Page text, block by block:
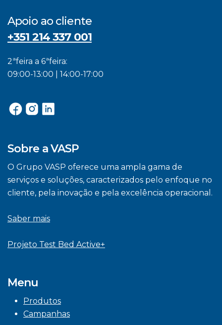
Apoio ao cliente
+351 214 337 001
2ªfeira a 6ªfeira:
09:00-13:00 | 14:00-17:00
Sobre a VASP
O Grupo VASP oferece uma ampla gama de
serviços e soluções, caracterizados pelo enfoque no
cliente, pela inovação e pela excelência operacional.
Saber mais
Projeto Test Bed Active+
Menu
Produtos
Campanhas